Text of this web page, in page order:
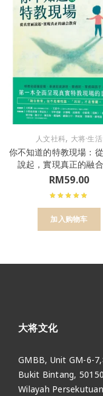
人文社科, 大将·生活
你不知道的特教現場：
說起，實現真正的融
RM59.00
加入购物车
大将文化
GMBB, Unit GM-6-
Bukit Bintang, 50150
Wilayah